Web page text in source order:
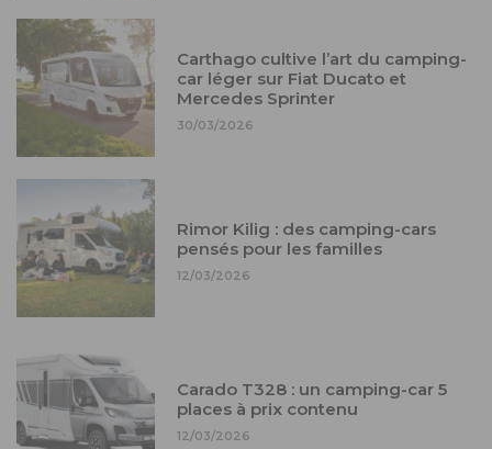
Carthago cultive l’art du camping-
car léger sur Fiat Ducato et
Mercedes Sprinter
30/03/2026
Rimor Kilig : des camping-cars
pensés pour les familles
12/03/2026
Carado T328 : un camping-car 5
places à prix contenu
12/03/2026